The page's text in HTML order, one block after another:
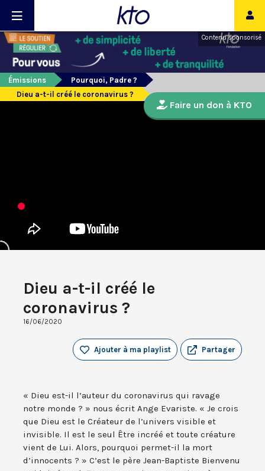
Contenu sponsorisé
Émissions
Pourquoi, Padre ?
Dieu a-t-il créé le coronavirus ?
Dieu a-t-il créé le
coronavirus ?
16/06/2020
Partager
Ajouter à ma playlist
« Dieu est-il l’auteur du coronavirus qui ravage
notre monde ? » nous écrit Ange Evariste. « Je crois
que Dieu est le Créateur de l’univers visible et
invisible. Il est le seul Être incréé et toute créature
vient de Lui. Alors, pourquoi permet-il la mort
d’innocents ? » C’est le père Jean-Baptiste Bienvenu
Faire un don à KTO